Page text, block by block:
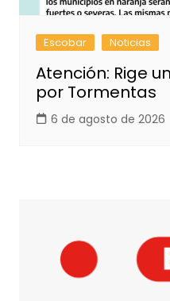
Escobar Noticias
Atención: Rige
por Tormentas
6 de agosto de 2026